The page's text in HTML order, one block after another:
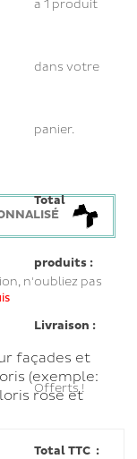
a 1 produit
dans votre
panier.
Total
produits :
Livraison :
Offerts !
Total TTC :
n'oubliez pas
façades et
(exemple:
rose et